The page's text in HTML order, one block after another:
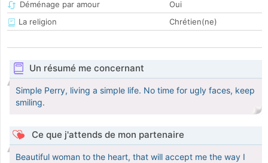
Déménage par amour
Oui
La religion
Chrétien(ne)
Un résumé me concernant
Simple Perry, living a simple life. No time for ugly faces, keep
smiling.
Ce que j'attends de mon partenaire
Beautiful woman to the heart, that will accept me the way I